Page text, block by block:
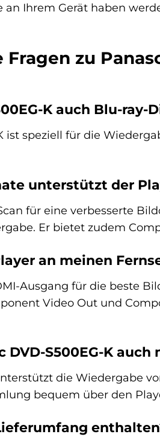
an Ihrem Gerät haben
zu
K auch Blu-ray-
ist speziell für die
unterstützt der
für eine verbesserte
Er bietet zudem
an meinen
Ausgang für die beste
Video Out und
S500EG-K
die Wiedergabe
bequem über den